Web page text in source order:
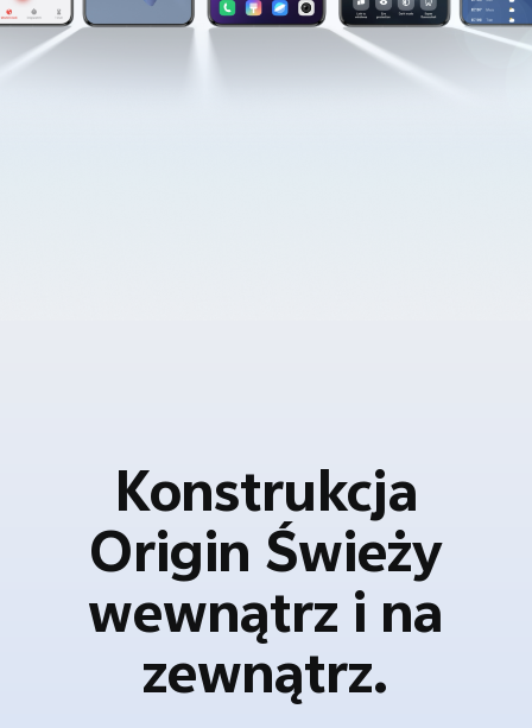
Konstrukcja
Origin Świeży
wewnątrz i na
zewnątrz.